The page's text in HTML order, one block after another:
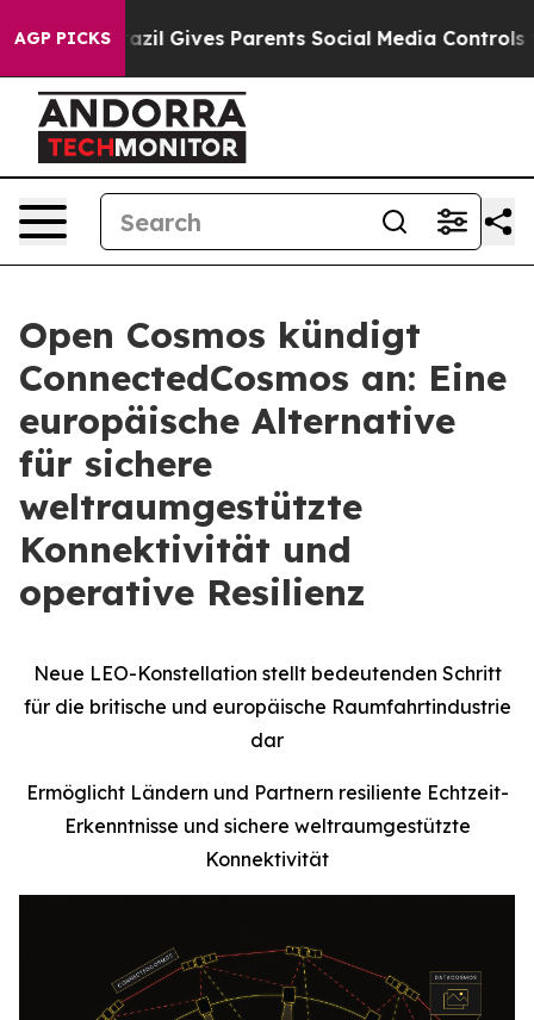
AGP PICKS
Youth Brazil Gives Parents Social Media Controls for
Open Cosmos kündigt
ConnectedCosmos an: Eine
europäische Alternative
für sichere
weltraumgestützte
Konnektivität und
operative Resilienz
Neue LEO-Konstellation stellt bedeutenden Schritt
für die britische und europäische Raumfahrtindustrie
dar
Ermöglicht Ländern und Partnern resiliente Echtzeit-
Erkenntnisse und sichere weltraumgestützte
Konnektivität